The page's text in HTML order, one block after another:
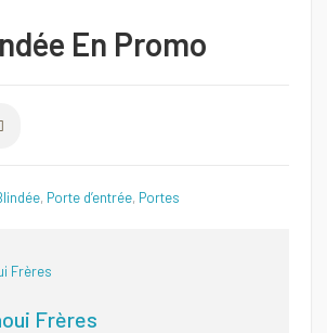
En Promo
, Porte d’entrée, Portes
Frères